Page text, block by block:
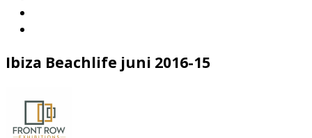
Ibiza Beachlife juni 2016-15